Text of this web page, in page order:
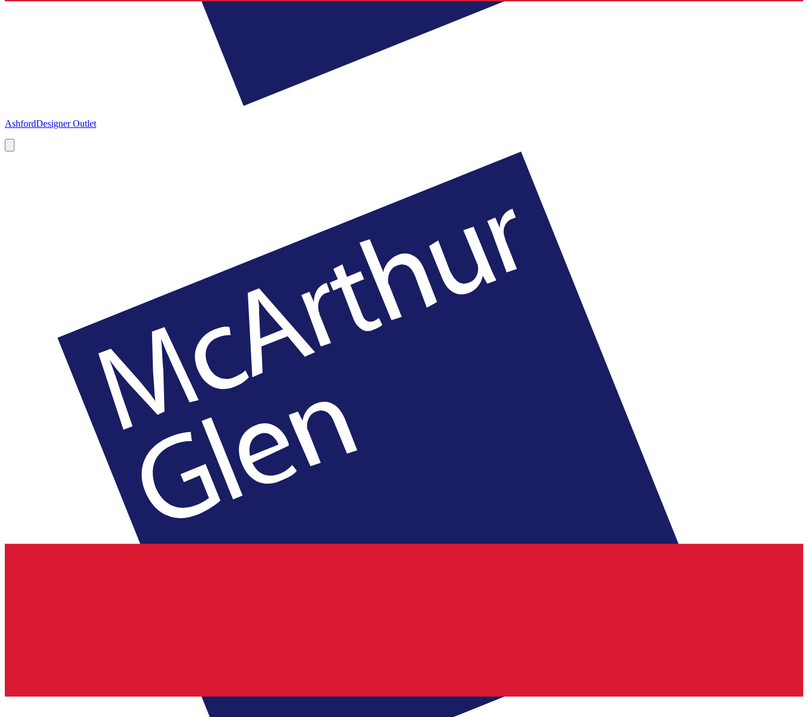
AshfordDesigner Outlet